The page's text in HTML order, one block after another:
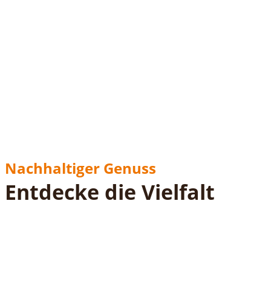
Nachhaltiger Genuss
Entdecke die Vielfalt